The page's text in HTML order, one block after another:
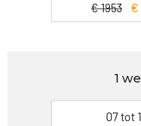
€ 1953
€
1
07 tot